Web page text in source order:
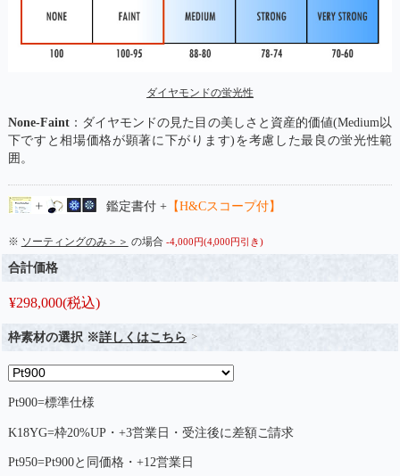
ダイヤモンドの蛍光性
None-Faint：ダイヤモンドの見た目の美しさと資産的価値(Medium以
下ですと相場価格が顕著に下がります)を考慮した最良の蛍光性範
囲。
鑑定書付 +【H&Cスコープ付】
※ ソーティングのみ＞＞ の場合 -4,000円(4,000円引き)
合計価格
¥298,000(税込)
枠素材の選択 ※詳しくはこちら
Pt900=標準仕様
K18YG=枠20%UP・+3営業日・受注後に差額ご請求
Pt950=Pt900と同価格・+12営業日